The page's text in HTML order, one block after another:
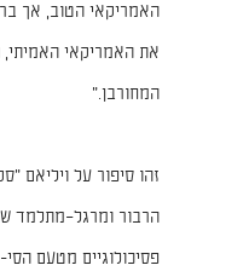
האמריקאי הטוב, אך
את האמריקאי
המחורבן."
זהו סיפור על ויליאם
הרבור ומרגל–מתלמד
פסיכולוגיים מטעם הסי-